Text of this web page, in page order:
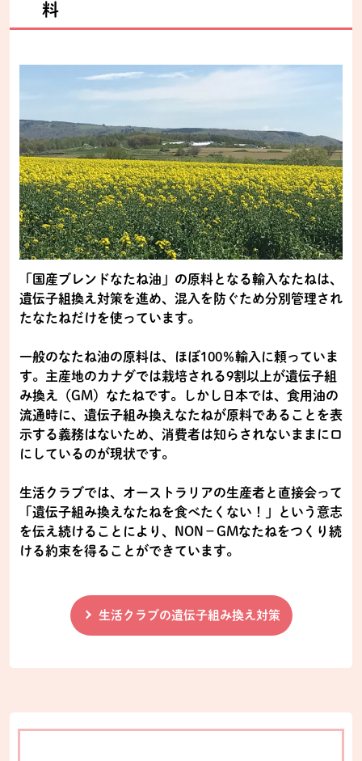
料
「国産ブレンドなたね油」の原料となる輸入なたねは、
遺伝子組換え対策を進め、混入を防ぐため分別管理され
たなたねだけを使っています。
一般のなたね油の原料は、ほぼ100％輸入に頼っていま
す。主産地のカナダでは栽培される9割以上が遺伝子組
み換え（GM）なたねです。しかし日本では、食用油の
流通時に、遺伝子組み換えなたねが原料であることを表
示する義務はないため、消費者は知らされないままに口
にしているのが現状です。
生活クラブでは、オーストラリアの生産者と直接会って
「遺伝子組み換えなたねを食べたくない！」という意志
を伝え続けることにより、NON−GMなたねをつくり続
ける約束を得ることができています。
生活クラブの遺伝子組み換え対策